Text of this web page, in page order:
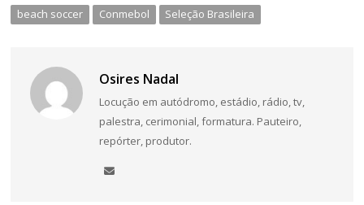
beach soccer Conmebol Seleção Brasileira
Osires Nadal
Locução em autódromo, estádio, rádio, tv,
palestra, cerimonial, formatura. Pauteiro,
repórter, produtor.